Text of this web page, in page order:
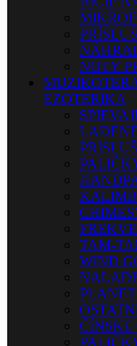
NOTY
EZOTERIKA
TAM-
WIND
ČÍNSKE